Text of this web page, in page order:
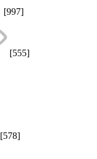
[997]
[555]
[578]